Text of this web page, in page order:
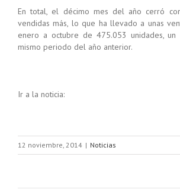
En total, el décimo mes del año cerró
vendidas más, lo que ha llevado a unas
enero a octubre de 475.053 unidades,
mismo periodo del año anterior.
Ir a la noticia:
12 noviembre, 2014 | Noticias